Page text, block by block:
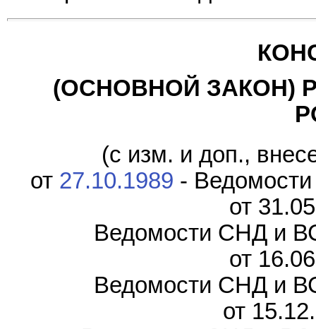
(ОСНОВНОЙ ЗАКОН)
(с изм. и доп.,
от 27.10.1989 -
от
Ведомости СНД и
от
Ведомости СНД и
от